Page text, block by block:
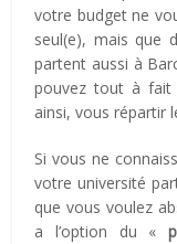
votre budget ne
seul(e), mais que
partent aussi à
pouvez tout à
ainsi, vous répartir
Si vous ne
votre université
que vous voulez
a l’option du «